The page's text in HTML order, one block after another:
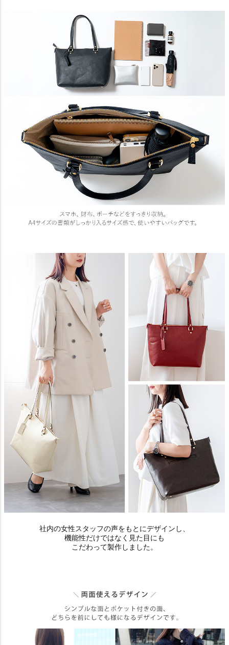
社内の女性スタッフの声をもとにデザインし、
機能性だけではなく見た目にも
こだわって製作しました。